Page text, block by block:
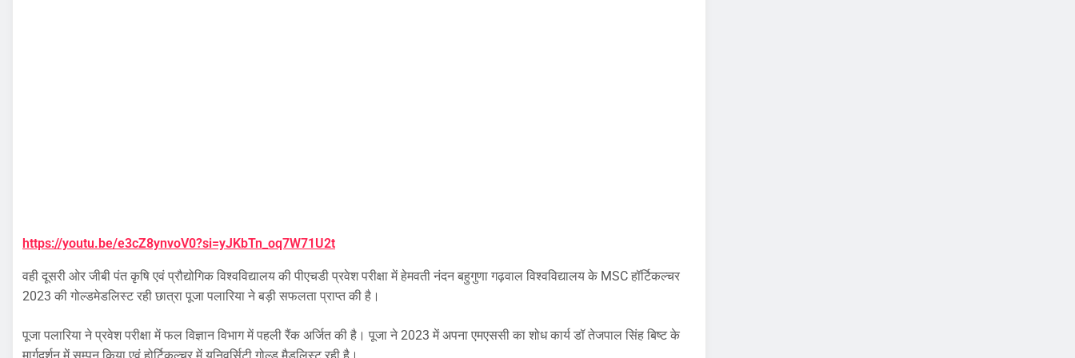
https://youtu.be/e3cZ8ynvoV0?si=yJKbTn_oq7W71U2t
वही दूसरी ओर जीबी पंत कृषि एवं प्रौद्योगिक विश्वविद्यालय की पीएचडी प्रवेश परीक्षा में हेमवती नंदन बहुगुणा गढ़वाल विश्वविद्यालय के MSC हॉर्टिकल्चर
2023 की गोल्डमेडलिस्ट रही छात्रा पूजा पलारिया ने बड़ी सफलता प्राप्त की है।
पूजा पलारिया ने प्रवेश परीक्षा में फल विज्ञान विभाग में पहली रैंक अर्जित की है। पूजा ने 2023 में अपना एमएससी का शोध कार्य डॉ तेजपाल सिंह बिष्ट के